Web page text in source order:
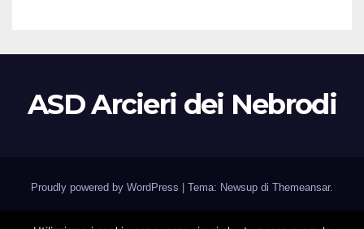
ASD Arcieri dei Nebrodi
Proudly powered by WordPress Tema: Newsup di Themeansar.